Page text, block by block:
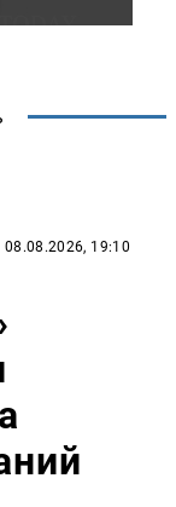
08.08.2026, 19:10